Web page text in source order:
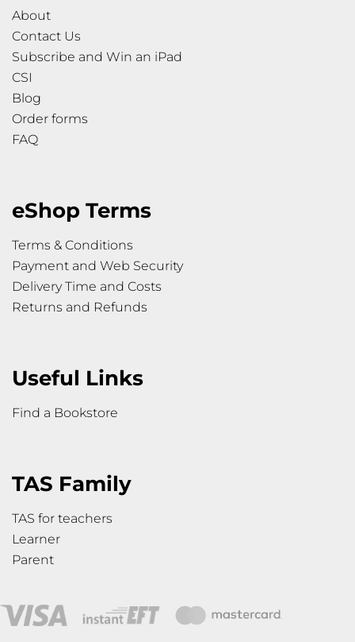
About
Contact Us
Subscribe and Win an iPad
CSI
Blog
Order forms
FAQ
eShop Terms
Terms & Conditions
Payment and Web Security
Delivery Time and Costs
Returns and Refunds
Useful Links
Find a Bookstore
TAS Family
TAS for teachers
Learner
Parent